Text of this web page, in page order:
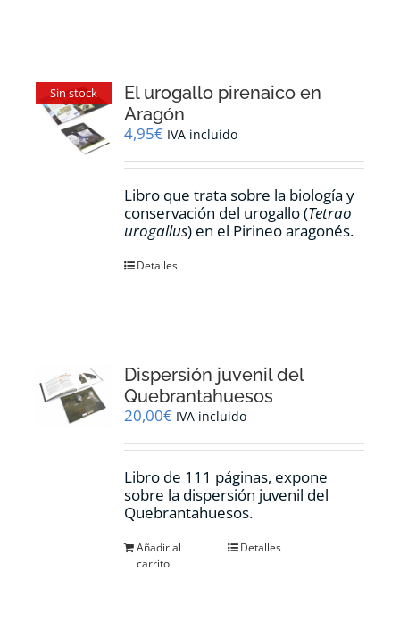
Sin stock
El urogallo pirenaico en
Aragón
4,95€ IVA incluido
Libro que trata sobre la biología y
conservación del urogallo (Tetrao
urogallus) en el Pirineo aragonés.
Detalles
Dispersión juvenil del
Quebrantahuesos
20,00€ IVA incluido
Libro de 111 páginas, expone
sobre la dispersión juvenil del
Quebrantahuesos.
Añadir al
carrito
Detalles